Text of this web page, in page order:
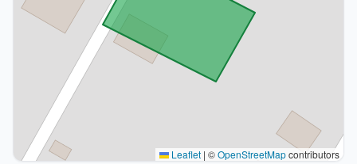
Leaflet | ©OpenStreetMapcontributors